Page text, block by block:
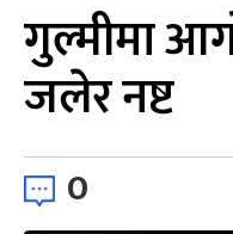
गुल्मीमा
जलेर नष्ट
0